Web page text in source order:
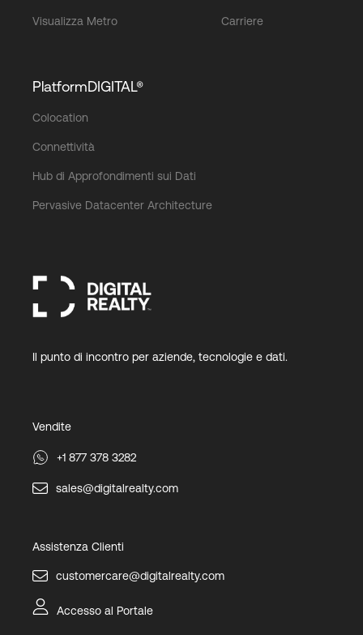
Visualizza Metro Carriere
PlatformDIGITAL®
Colocation
Connettività
Hub di Approfondimenti sui Dati
Pervasive Datacenter Architecture
Il punto di incontro per aziende, tecnologie e dati.
Vendite
+1 877 378 3282
sales@digitalrealty.com
Assistenza Clienti
customercare@digitalrealty.com
Accesso al Portale